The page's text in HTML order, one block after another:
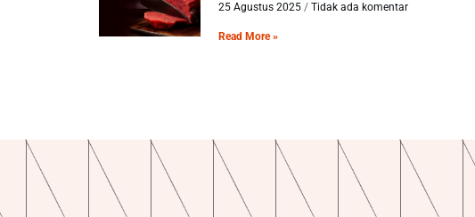
25 Agustus 2025 Tidak ada komentar
Read More »